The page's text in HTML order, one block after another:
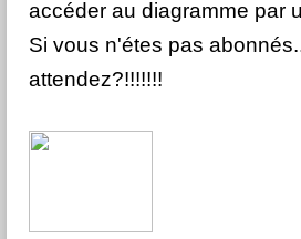
accéder au diagramme par
Si vous n'étes pas
attendez?!!!!!!!